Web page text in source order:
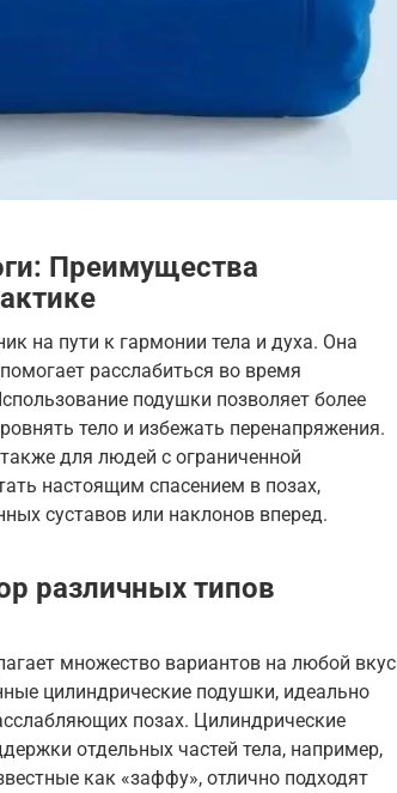
Преимущества
на пути к гармонии тела и духа. Она
расслабиться во время
подушки позволяет более
тело и избежать перенапряжения.
для людей с ограниченной
настоящим спасением в позах,
суставов или наклонов вперед.
различных типов
множество вариантов на любой вкус
цилиндрические подушки, идеально
позах. Цилиндрические
отдельных частей тела, например,
как «заффу», отлично подходят